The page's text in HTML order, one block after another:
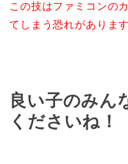
この技はファミコンの
てしまう恐れがあります
良い子のみん
くださいね！